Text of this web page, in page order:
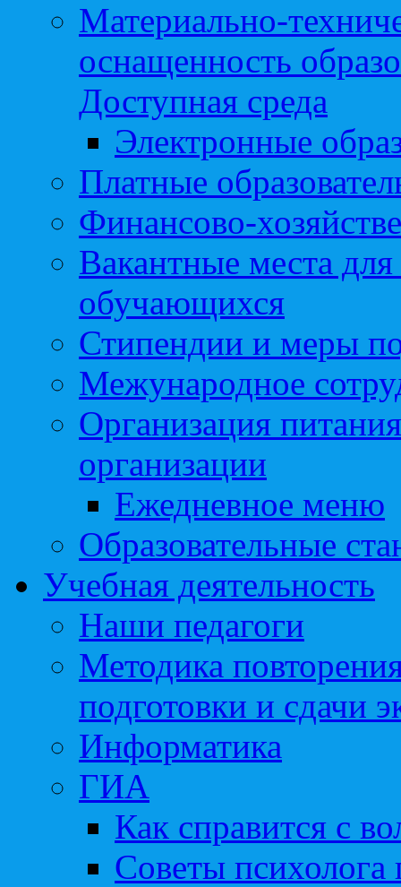
Материально-
оснащенность
Доступная среда
Электронные
Платные
Финансово-
Вакантные места
обучающихся
Стипендии и меры
Межународное
Организация
организации
Ежедневное меню
Образовательные
Учебная деятельность
Наши педагоги
Методика
подготовки и сдачи
Информатика
ГИА
Как справится с
Советы